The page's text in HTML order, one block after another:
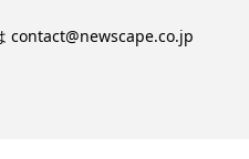
contact@newscape.co.jp